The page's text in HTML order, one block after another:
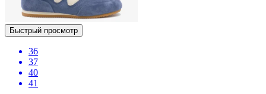
Быстрый просмотр
36
37
40
41